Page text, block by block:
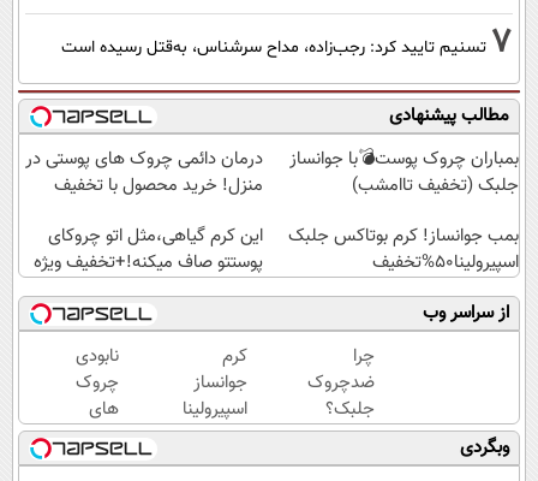
7 تسنیم تایید کرد: رجب‌زاده، مداح سرشناس، به‌قتل رسیده است
مطالب پیشنهادی
بمباران چروک پوست💣با جوانساز
جلبک (تخفیف تاامشب)
درمان دائمی چروک های پوستی در
منزل! خرید محصول با تخفیف
بمب جوانساز! کرم بوتاکس جلبک
اسپیرولینا50%تخفیف
این کرم گیاهی،مثل اتو چروکای
پوستتو صاف میکنه!+تخفیف ویژه
از سراسر وب
چرا
ضدچروک
جلبک؟
چون
بدون
کرم
جوانساز
اسپیرولینا
نابودی
چروک
های
سطحی
و عمقی
وبگردی